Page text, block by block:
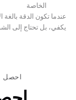
الخاصة
عندما تكون الدقة
يكفي، بل تحتاج إلى
احصل